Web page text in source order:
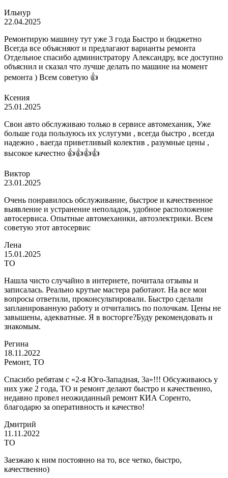
Ильнур
22.04.2025
Ремонтирую машину тут уже 3 года Быстро и бюджетно
Всегда все объясняют и предлагают варианты ремонта
Отдельное спасибо администратору Александру, все доступно
объяснил и сказал что лучше делать по машине на момент
ремонта ) Всем советую 👍
Ксения
25.01.2025
Свои авто обслуживаю только в сервисе автомеханик, Уже
больше года пользуюсь их услугуми , всегда быстро , всегда
надежно , ваегда приветливый колектив , разумные цены ,
высокое качестно 👍👍👍👍
Виктор
23.01.2025
Очень понравилось обслуживание, быстрое и качественное
выявление и устранение неполадок, удобное расположение
автосервиса. Опытные автомеханики, автоэлектрики. Всем
советую этот автосервис
Лена
15.01.2025
ТО
Нашла чисто случайно в интернете, почитала отзывы и
записалась. Реально крутые мастера работают. На все мои
вопросы ответили, проконсультировали. Быстро сделали
запланированную работу и отчитались по полочкам. Цены не
завышены, адекватные. Я в восторге?Буду рекомендовать и
знакомым.
Регина
18.11.2022
Ремонт, ТО
Спасибо ребятам с «2-я Юго-Западная, 3а»!!! Обсуживаюсь у
них уже 2 года, ТО и ремонт делают быстро и качественно,
недавно провел неожиданный ремонт КИА Соренто,
благодарю за оперативность и качество!
Дмитрий
11.11.2022
ТО
Заезжаю к ним постоянно на то, все четко, быстро,
качественно)